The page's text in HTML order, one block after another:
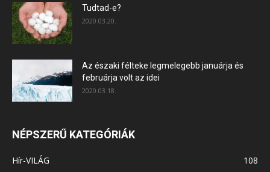
Tudtad-e?
2020.03.20.
Az északi félteke legmelegebb januárja és
februárja volt az idei
2020.03.18.
NÉPSZERŰ KATEGÓRIÁK
Hír-VILÁG
108